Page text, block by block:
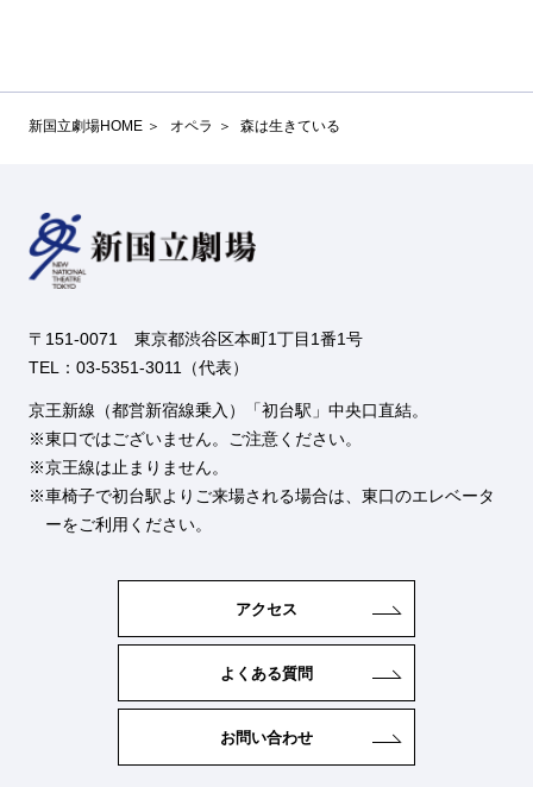
新国立劇場HOME オペラ 森は生きている
〒151-0071 東京都渋谷区本町1丁目1番1号
TEL：03-5351-3011（代表）
京王新線（都営新宿線乗入）「初台駅」中央口直結。
東口ではございません。ご注意ください。
京王線は止まりません。
車椅子で初台駅よりご来場される場合は、東口のエレベータ
ーをご利用ください。
アクセス
よくある質問
お問い合わせ